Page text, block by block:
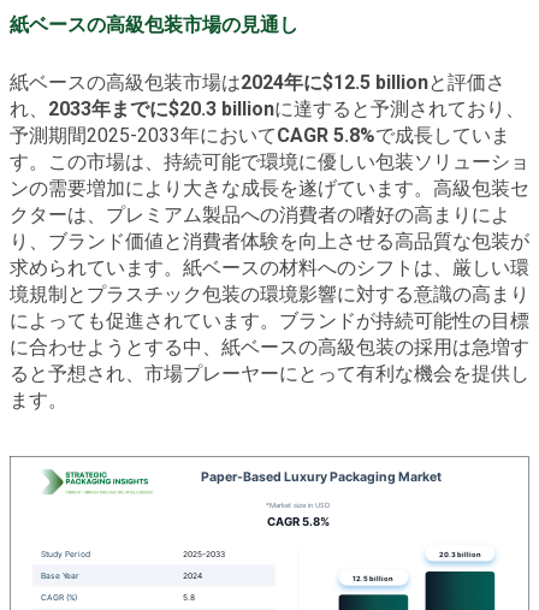
紙ベースの高級包装市場の見通し
紙ベースの高級包装市場は2024年に$12.5 billionと評価さ
れ、 2033年までに$20.3 billionに達すると予測されており、
予測期間2025-2033年においてCAGR 5.8%で成長していま
す。この市場は、持続可能で環境に優しい包装ソリューショ
ンの需要増加により大きな成長を遂げています。高級包装セ
クターは、プレミアム製品への消費者の嗜好の高まりによ
り、ブランド価値と消費者体験を向上させる高品質な包装が
求められています。紙ベースの材料へのシフトは、厳しい環
境規制とプラスチック包装の環境影響に対する意識の高まり
によっても促進されています。ブランドが持続可能性の目標
に合わせようとする中、紙ベースの高級包装の採用は急増す
ると予想され、市場プレーヤーにとって有利な機会を提供し
ます。